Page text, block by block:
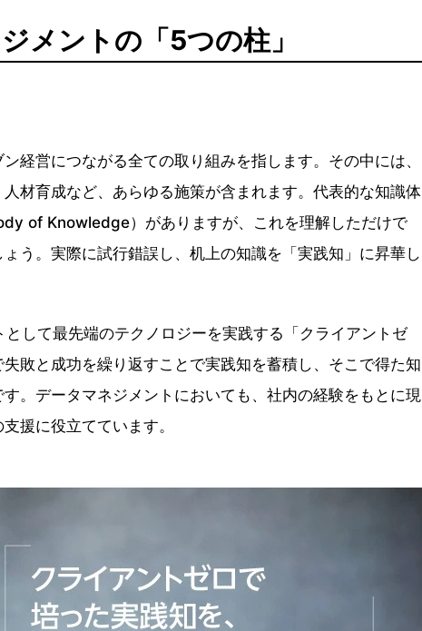
メントの「5つの柱」
経営につながる全ての取り組みを指します。その中には、
材育成など、あらゆる施策が含まれます。代表的な知識体
of Knowledge）がありますが、これを理解しただけで
う。実際に試行錯誤し、机上の知識を「実践知」に昇華し
して最先端のテクノロジーを実践する「クライアントゼ
敗と成功を繰り返すことで実践知を蓄積し、そこで得た知
。データマネジメントにおいても、社内の経験をもとに現
援に役立てています。